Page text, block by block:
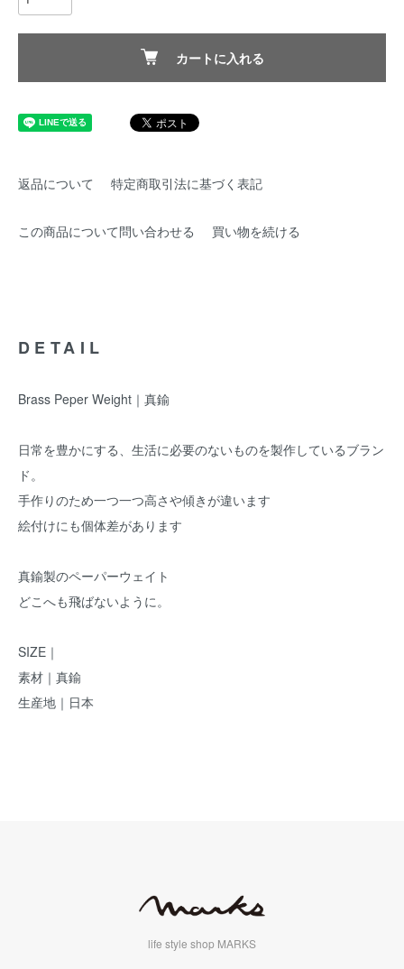
カートに入れる
返品について 特定商取引法に基づく表記
この商品について問い合わせる 買い物を続ける
DETAIL
Brass Peper Weight｜真鍮
日常を豊かにする、生活に必要のないものを製作しているブラン
ド。
手作りのため一つ一つ高さや傾きが違います
絵付けにも個体差があります
真鍮製のペーパーウェイト
どこへも飛ばないように。
SIZE｜
素材｜真鍮
生産地｜日本
life style shop MARKS